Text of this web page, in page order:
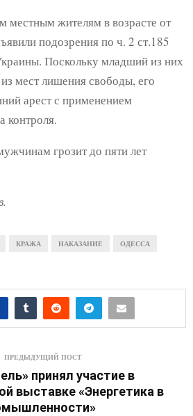
местным жителям в возрасте от
подозрения по ч. 2 ст.185
Поскольку младший из них
мест лишения свободы, его
арест с применением
контроля.
грозит до пяти лет
КРАЖА НАКАЗАНИЕ ОДЕССА
ПРЕДЫДУЩИЙ ПОСТ
принял участие в
выставке «Энергетика в